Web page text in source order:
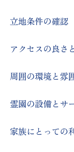
お墓の
実際
口コミ
事前に
松戸市でお
立地条件の確認
アクセスの良さ
周囲の環境と雰
霊園の設備とサ
家族にとっての